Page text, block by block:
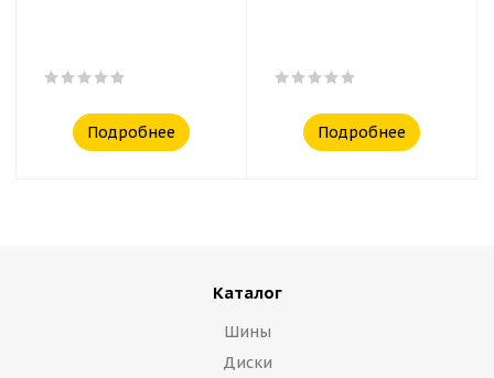
Подробнее Подробнее
Каталог
Шины
Диски